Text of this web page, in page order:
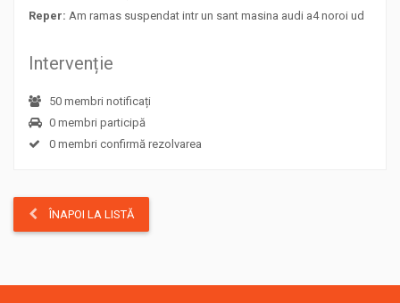
Reper: Am ramas suspendat intr un sant masina audi a4 noroi ud
Intervenție
50 membri notificați
0 membri participă
0 membri confirmă rezolvarea
ÎNAPOI LA LISTĂ